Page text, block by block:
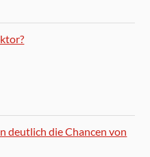
deutlich die Chancen von